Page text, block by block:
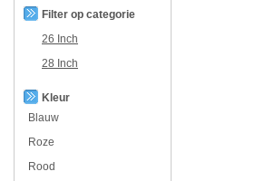
Filter op categorie
26 Inch
28 Inch
Kleur
Blauw
Roze
Rood